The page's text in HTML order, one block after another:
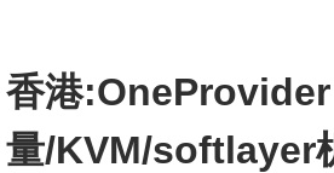
香港
量/KVM/softlayer